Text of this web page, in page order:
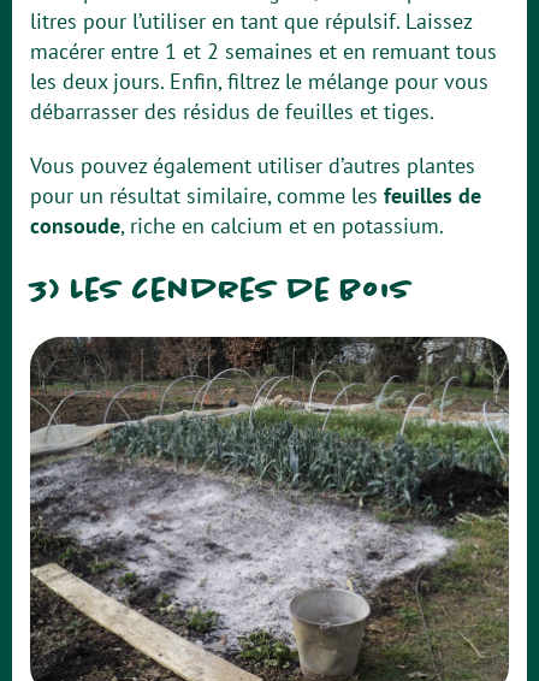
litres pour l’utiliser en tant que répulsif. Laissez
macérer entre 1 et 2 semaines et en remuant tous
les deux jours. Enfin, filtrez le mélange pour vous
débarrasser des résidus de feuilles et tiges.
Vous pouvez également utiliser d’autres plantes
pour un résultat similaire, comme les feuilles de
consoude, riche en calcium et en potassium.
3) Les cendres de bois